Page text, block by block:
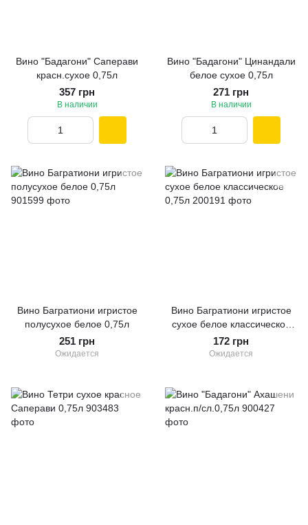
Вино "Бадагони" Саперави
красн.сухое 0,75л
357 грн
В наличии
Вино "Бадагони" Цинандали
белое сухое 0,75л
271 грн
В наличии
Вино Багратиони игристое
полусухое белое 0,75л
251 грн
Ожидается
Вино Багратиони игристое
сухое белое классическое
0,75л
172 грн
Ожидается